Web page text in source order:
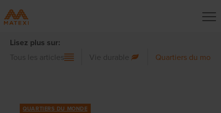
Lisez plus sur:
Tous les articles Vie durable Quartiers du
QUARTIERS DU MONDE